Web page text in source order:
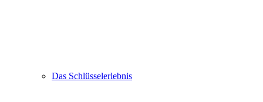
Das Schlüsselerlebnis